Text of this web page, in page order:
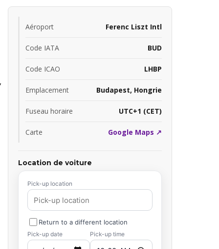
Aéroport Ferenc Liszt Intl
Code IATA BUD
Code ICAO LHBP
Emplacement Budapest, Hongrie
Fuseau horaire UTC+1 (CET)
Carte Google Maps ↗
Location de voiture